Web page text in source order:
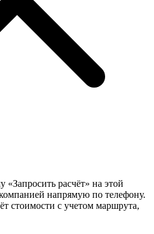
«Запросить расчёт» на этой
напрямую по телефону.
стоимости с учетом маршрута,